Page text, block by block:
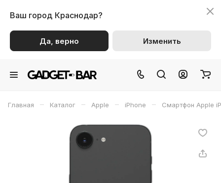
Ваш город Краснодар?
Да, верно Изменить
Главная – Каталог – Apple – iPhone – Смартфон Apple